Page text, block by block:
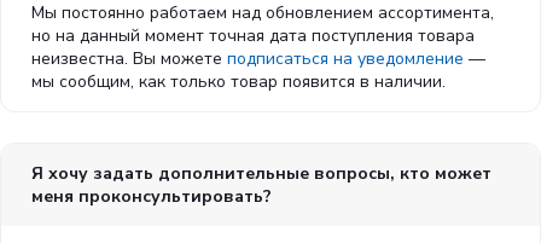
Мы постоянно работаем над обновлением ассортимента,
но на данный момент точная дата поступления товара
неизвестна. Вы можете подписаться на уведомление —
мы сообщим, как только товар появится в наличии.
Я хочу задать дополнительные вопросы, кто может
меня проконсультировать?